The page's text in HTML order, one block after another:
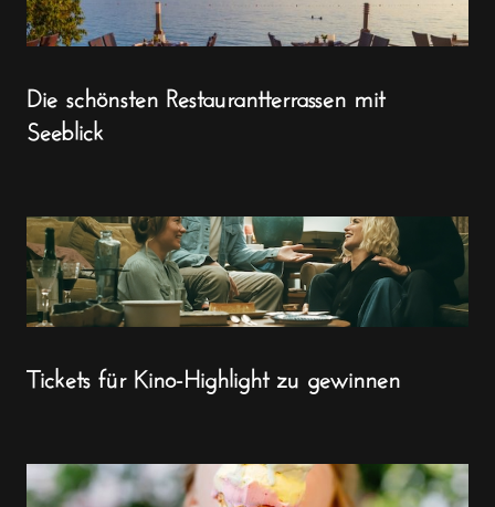
Die schönsten Restaurantterrassen mit
Seeblick
Tickets für Kino-Highlight zu gewinnen